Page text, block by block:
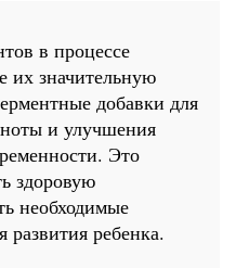
в процессе
их значительную
добавки для
и улучшения
Это
здоровую
необходимые
развития ребенка.